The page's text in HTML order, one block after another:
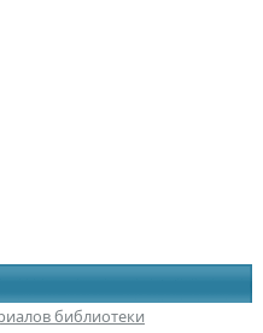
библиотеки